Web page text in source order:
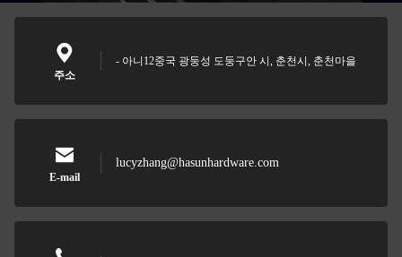
주소
- 아니12중국 광둥성 도둥구안 시, 춘천시, 춘천마을
E-mail
lucyzhang@hasunhardware.com